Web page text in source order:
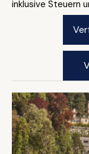
inklusive Steuern